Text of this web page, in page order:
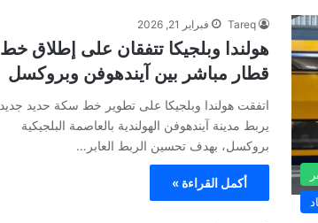
Tareq فبراير 21, 2026
هولندا وبلجيكا تتفقان على إطلاق خط
قطار مباشر بين آيندهوفن وبروكسل
اتفقت هولندا وبلجيكا على تطوير خط سكة حديد جديد
يربط مدينة آيندهوفن الهولندية بالعاصمة البلجيكية
بروكسل، بهدف تحسين الربط العابر…
أكمل القراءة »